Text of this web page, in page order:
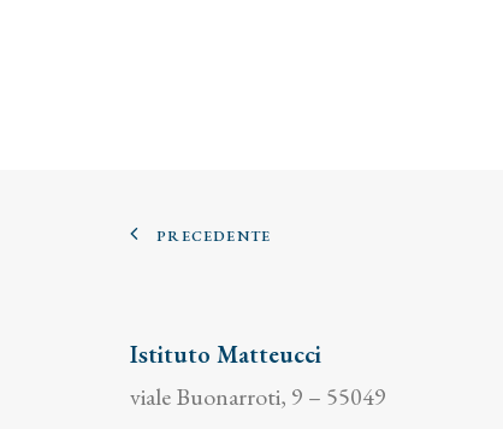
PRECEDENTE
Istituto Matteucci
viale Buonarroti, 9 – 55049